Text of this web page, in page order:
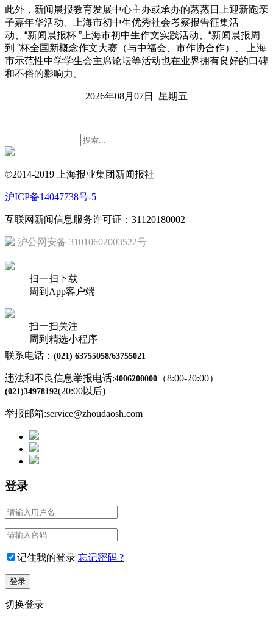
此外，新闻晨报教育发展中心主办或承办的蒸蒸日上迎新跑亲
子嘉年华活动、上海市初中生优秀社会考察报告征集活
动、“新闻晨报杯 ”上海市初中生作文实践活动、“新闻晨报周
到 ”杯全国新概念作文大赛（与中福会、市作协合作）、 上海
市示范性中学学生会主席论坛等活动也在业界拥有良好的口碑
和不俗的影响力。
2026年08月07日 星期五
©2014-2019 上海报业集团新闻报社
沪ICP备14047738号-5
互联网新闻信息服务许可证：31120180002
沪公网安备 31010602003522号
扫一扫下载
周到App客户端
扫一扫关注
周到精选小程序
联系电话： (021) 63755058/63755021
违法和不良信息举报电话:4006200000 （8:00-20:00）
(021)34978192(20:00以后)
举报邮箱:service@zhoudaosh.com
登录
记住我的登录 忘记密码 ?
切换登录